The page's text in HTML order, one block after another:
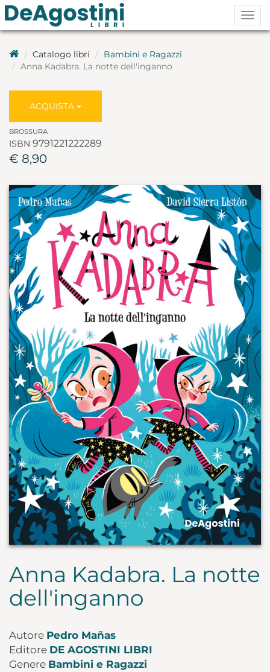
Catalogo libri
Bambini e Ragazzi
Anna Kadabra. La notte dell'inganno
ACQUISTA
BROSSURA
ISBN 9791221222289
€ 8,90
Anna Kadabra. La notte
dell'inganno
Autore Pedro Mañas
Editore DE AGOSTINI LIBRI
Genere Bambini e Ragazzi